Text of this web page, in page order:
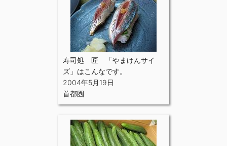
寿司処 匠 「やまけんサイ
ズ」はこんなです。
2004年5月19日
首都圏